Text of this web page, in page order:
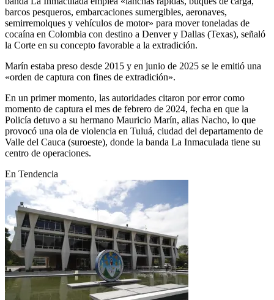
barcos pesqueros, embarcaciones sumergibles, aeronaves,
semirremolques y vehículos de motor» para mover toneladas de
cocaína en Colombia con destino a Denver y Dallas (Texas), señaló
la Corte en su concepto favorable a la extradición.
Marín estaba preso desde 2015 y en junio de 2025 se le emitió una
«orden de captura con fines de extradición».
En un primer momento, las autoridades citaron por error como
momento de captura el mes de febrero de 2024, fecha en que la
Policía detuvo a su hermano Mauricio Marín, alias Nacho, lo que
provocó una ola de violencia en Tuluá, ciudad del departamento de
Valle del Cauca (suroeste), donde la banda La Inmaculada tiene su
centro de operaciones.
En Tendencia